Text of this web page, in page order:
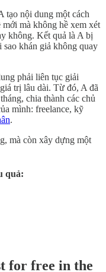
tạo nội dung một cách
mà không hề xem xét
không. Kết quả là A bị
sao khán giả không quay
phải liên tục giải
trị lâu dài. Từ đó, A đã
chia thành các chủ
mình: freelance, kỹ
.
mà còn xây dựng một
quả:
for free in the